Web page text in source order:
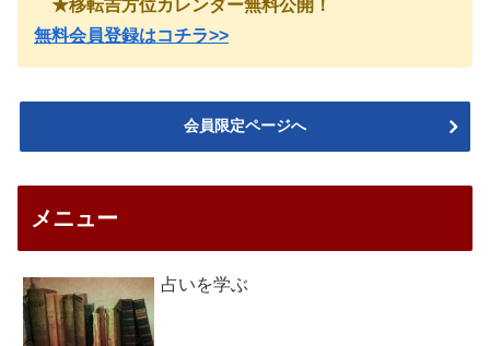
★移転吉方位カレンダー無料公開！
無料会員登録はコチラ>>
会員限定ページへ
メニュー
占いを学ぶ